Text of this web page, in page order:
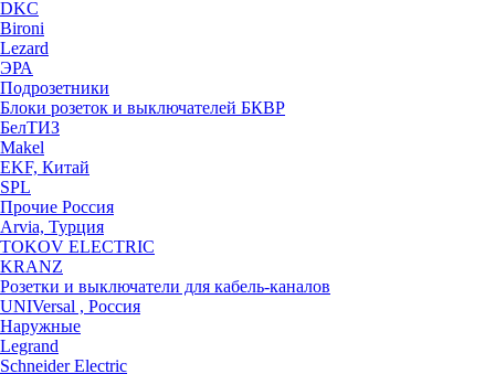
DKC
Bironi
Lezard
ЭРА
Подрозетники
Блоки розеток и выключателей БКВР
БелТИЗ
Makel
EKF, Китай
SPL
Прочие Россия
Arvia, Турция
TOKOV ELECTRIC
KRANZ
Розетки и выключатели для кабель-каналов
UNIVersal , Россия
Наружные
Legrand
Schneider Electric